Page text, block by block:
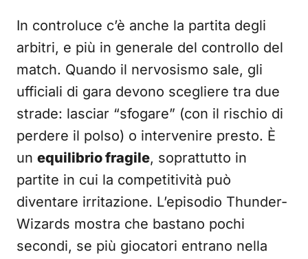
In controluce c’è anche la partita degli
arbitri, e più in generale del controllo del
match. Quando il nervosismo sale, gli
ufficiali di gara devono scegliere tra due
strade: lasciar “sfogare” (con il rischio di
perdere il polso) o intervenire presto. È
un equilibrio fragile, soprattutto in
partite in cui la competitività può
diventare irritazione. L’episodio Thunder-
Wizards mostra che bastano pochi
secondi, se più giocatori entrano nella